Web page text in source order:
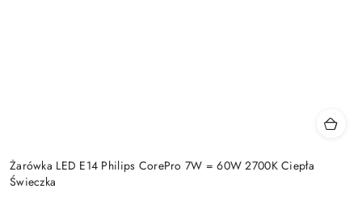
Żarówka LED E14 Philips CorePro 7W = 60W 2700K Ciepła
Świeczka